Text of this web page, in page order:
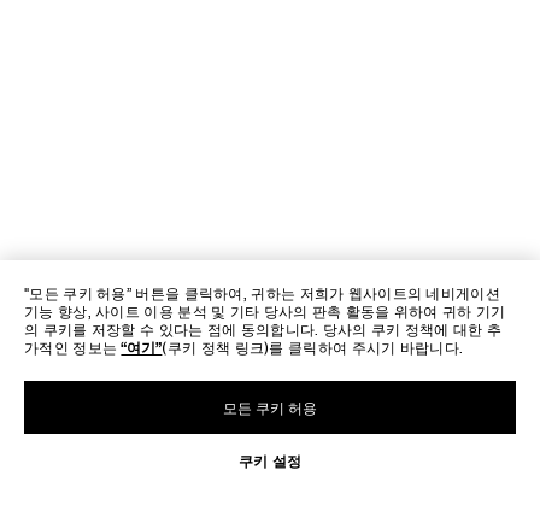
"모든 쿠키 허용” 버튼을 클릭하여, 귀하는 저희가 웹사이트의 네비게이션
기능 향상, 사이트 이용 분석 및 기타 당사의 판촉 활동을 위하여 귀하 기기
의 쿠키를 저장할 수 있다는 점에 동의합니다. 당사의 쿠키 정책에 대한 추
가적인 정보는“여기”(쿠키 정책 링크)를 클릭하여 주시기 바랍니다.
쿠키 설정
모든 쿠키 허용